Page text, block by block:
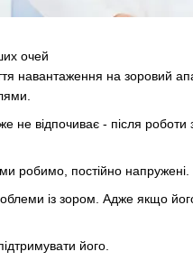
очей
навантаження на зоровий
не відпочиває - після
робимо, постійно напружені.
із зором. Адже якщо
його.